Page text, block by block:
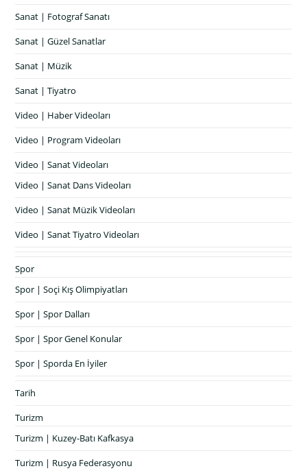
Sanat | Fotograf Sanatı
Sanat | Güzel Sanatlar
Sanat | Müzik
Sanat | Tiyatro
Video | Haber Videoları
Video | Program Videoları
Video | Sanat Videoları
Video | Sanat Dans Videoları
Video | Sanat Müzik Videoları
Video | Sanat Tiyatro Videoları
Spor
Spor | Soçi Kış Olimpiyatları
Spor | Spor Dalları
Spor | Spor Genel Konular
Spor | Sporda En İyiler
Tarih
Turizm
Turizm | Kuzey-Batı Kafkasya
Turizm | Rusya Federasyonu